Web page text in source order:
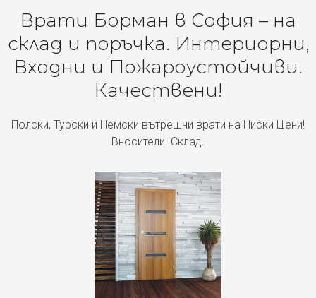
Врати Борман в София – на
склад и поръчка. Интериорни,
Входни и Пожароустойчиви.
Качествени!
Полски, Турски и Немски вътрешни врати на Ниски Цени!
Вносители. Склад.